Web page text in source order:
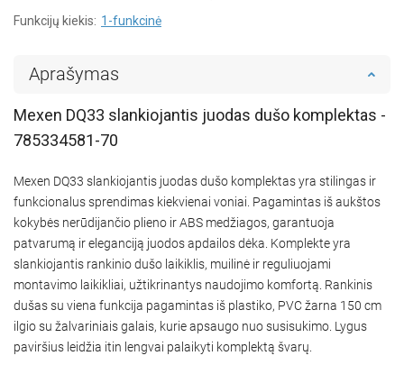
Funkcijų kiekis: 1-funkcinė
Aprašymas
Mexen DQ33 slankiojantis juodas dušo komplektas -
785334581-70
Mexen DQ33 slankiojantis juodas dušo komplektas yra stilingas ir
funkcionalus sprendimas kiekvienai voniai. Pagamintas iš aukštos
kokybės nerūdijančio plieno ir ABS medžiagos, garantuoja
patvarumą ir eleganciją juodos apdailos dėka. Komplekte yra
slankiojantis rankinio dušo laikiklis, muilinė ir reguliuojami
montavimo laikikliai, užtikrinantys naudojimo komfortą. Rankinis
dušas su viena funkcija pagamintas iš plastiko, PVC žarna 150 cm
ilgio su žalvariniais galais, kurie apsaugo nuo susisukimo. Lygus
paviršius leidžia itin lengvai palaikyti komplektą švarų.